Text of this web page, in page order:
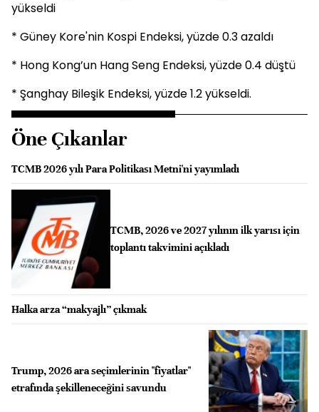
yükseldi
* Güney Kore'nin Kospi Endeksi, yüzde 0.3 azaldı
* Hong Kong’un Hang Seng Endeksi, yüzde 0.4 düştü
* Şanghay Bileşik Endeksi, yüzde 1.2 yükseldi.
Öne Çıkanlar
TCMB 2026 yılı Para Politikası Metni'ni yayımladı
TCMB, 2026 ve 2027 yılının ilk yarısı için
toplantı takvimini açıkladı
Halka arza “makyajlı” çıkmak
Trump, 2026 ara seçimlerinin "fiyatlar"
etrafında şekilleneceğini savundu